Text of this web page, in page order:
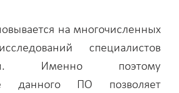
на многочисленных
специалистов
Именно поэтому
данного ПО позволяет